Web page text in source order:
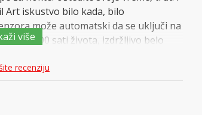
Art iskustvo bilo kada, bilo
može automatski da se uključi na
50.000 sati života, izdržljivo belo
recenziju